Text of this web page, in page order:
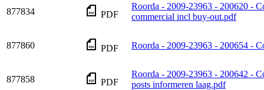
877834 PDF
Roorda - 2009-23963 - 200620 -
commercial incl buy-out.pdf
877860 PDF Roorda - 2009-23963 - 200654 -
877858 PDF
Roorda - 2009-23963 - 200642 -
posts informeren laag.pdf